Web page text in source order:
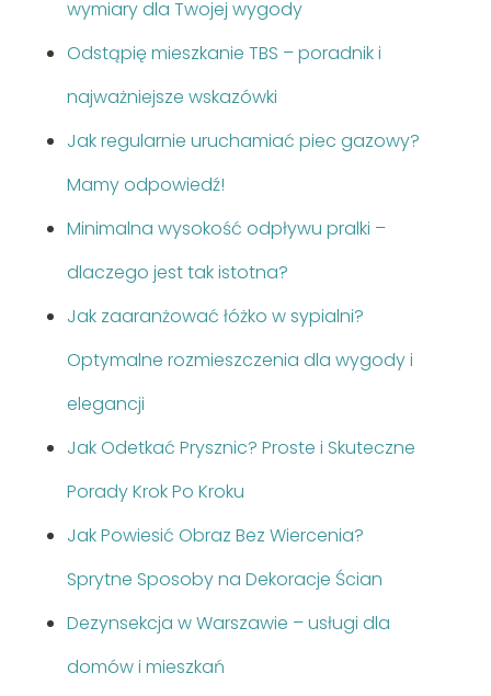
wymiary dla Twojej wygody
Odstąpię mieszkanie TBS – poradnik i
najważniejsze wskazówki
Jak regularnie uruchamiać piec gazowy?
Mamy odpowiedź!
Minimalna wysokość odpływu pralki –
dlaczego jest tak istotna?
Jak zaaranżować łóżko w sypialni?
Optymalne rozmieszczenia dla wygody i
elegancji
Jak Odetkać Prysznic? Proste i Skuteczne
Porady Krok Po Kroku
Jak Powiesić Obraz Bez Wiercenia?
Sprytne Sposoby na Dekoracje Ścian
Dezynsekcja w Warszawie – usługi dla
domów i mieszkań